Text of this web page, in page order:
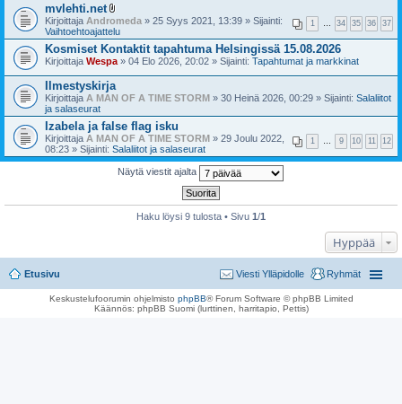
mvlehti.net
l
i
i
t
t
t
1 34 35 36 37
Kirjoittaja Andromeda » 25 Syys 2021, 13:39 » Sijainti:
Vaihtoehtoajattelu
Kosmiset Kontaktit tapahtuma Helsingissä 15.08.2026
Kirjoittaja Wespa » 04 Elo 2026, 20:02 » Sijainti: Tapahtumat ja markkinat
Ilmestyskirja
Kirjoittaja A MAN OF A TIME STORM » 30 Heinä 2026, 00:29 » Sijainti: Salaliitot
ja salaseurat
Izabela ja false flag isku
1 9 10 11 12
Kirjoittaja A MAN OF A TIME STORM » 29 Joulu 2022,
08:23 » Sijainti: Salaliitot ja salaseurat
Näytä viestit ajalta
Haku löysi 9 tulosta • Sivu 1/1
Hyppää
Etusivu Ryhmät
Viesti Ylläpidolle
Keskustelufoorumin ohjelmisto phpBB® Forum Software © phpBB Limited
Käännös: phpBB Suomi (lurttinen, harritapio, Pettis)